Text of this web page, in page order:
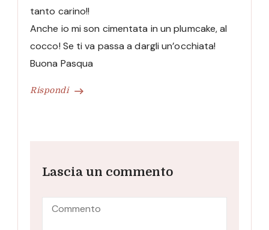
Rispondi
tanto carino!!
Anche io mi son cimentata in un plumcake, al
cocco! Se ti va passa a dargli un’occhiata!
Buona Pasqua
Lascia un commento